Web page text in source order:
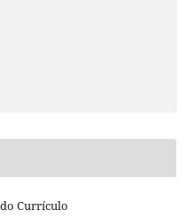
Currículo